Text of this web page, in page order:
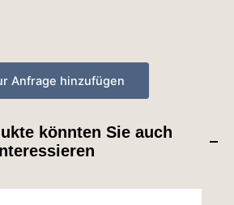
Anfrage hinzufügen
könnten Sie auch